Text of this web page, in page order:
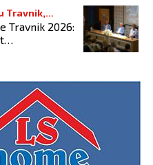
Travnik,
Travnik 2026: